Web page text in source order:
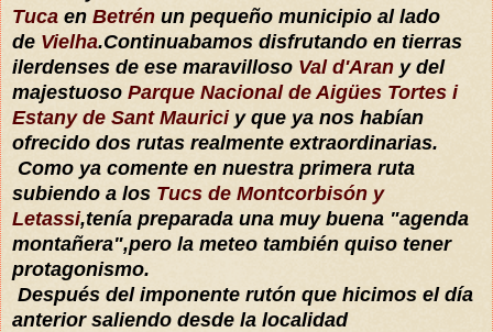
Tuca en Betrén un pequeño municipio al lado
de Vielha.Continuabamos disfrutando en tierras
ilerdenses de ese maravilloso Val d'Aran y del
majestuoso Parque Nacional de Aigües Tortes i
Estany de Sant Mauriciy que ya nos habían
ofrecido dos rutas realmente extraordinarias.
Como ya comente en nuestra primera ruta
subiendo a los Tucs de Montcorbisón y
Letassi,tenía preparada una muy buena "agenda
montañera",pero la meteo también quiso tener
protagonismo.
Después del imponente rutón que hicimos el día
anterior saliendo desde la localidad